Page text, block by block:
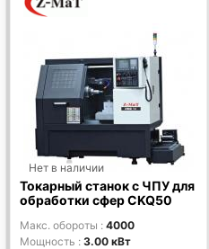
Нет в наличии
Токарный станок с ЧПУ для
обработки сфер CKQ50
Макс. обороты
4000
Мощность
3.00 кВт